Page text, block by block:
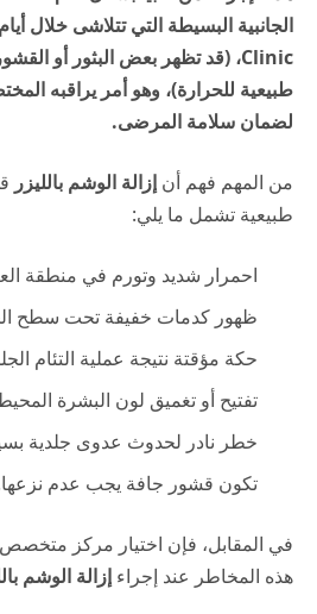
الجانبية البسيطة التي تتلاشى خلال
Clinic، (قد تظهر بعض البثور أو
طبيعية للحرارة)، وهو أمر يراقبه
لضمان سلامة المرضى.
من المهم فهم أن إزالة الوشم بالليزر
طبيعية تشمل ما يلي:
احمرار شديد وتورم في منطقة
ظهور كدمات خفيفة تحت سطح
حكة مؤقتة نتيجة عملية التئام
تفتيح أو تغميق لون البشرة
خطر نادر لحدوث عدوى جلدية
تكون قشور جافة يجب عدم
في المقابل، فإن اختيار مركز
هذه المخاطر عند إجراء إزالة الوشم